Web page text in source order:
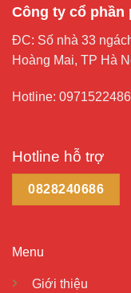
Công ty cổ phần
ĐC: Số nhà 33
Hoàng Mai, TP Hà
Hotline: 0971522486
Menu
Giới thiệu
Hotline hỗ trợ
0828240686